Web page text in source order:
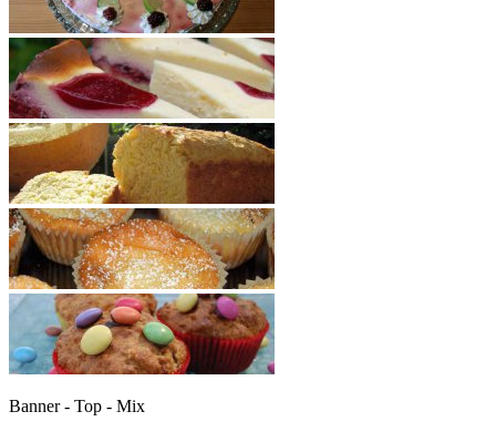
Banner - Top - Mix